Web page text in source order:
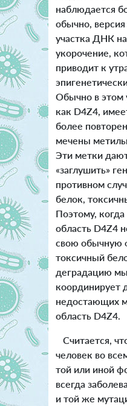
наблюдается
обычно,
участка ДНК
укорочение,
приводит к
Обычно в этом
как D4Z4,
более
мечены
Эти метки
«заглушить»
противном
белок,
Поэтому, когда
область D4Z4
свою обычную
токсичный
деградацию
координирует
недостающих
область D4Z4.
Считается,
человек во
той или иной
всегда
и той же